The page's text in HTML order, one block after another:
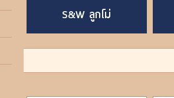
S&W ลูกโม่